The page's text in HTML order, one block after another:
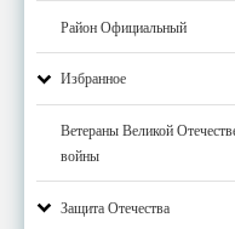
Район Официальный
Избранное
Ветераны Великой
войны
Защита Отечества